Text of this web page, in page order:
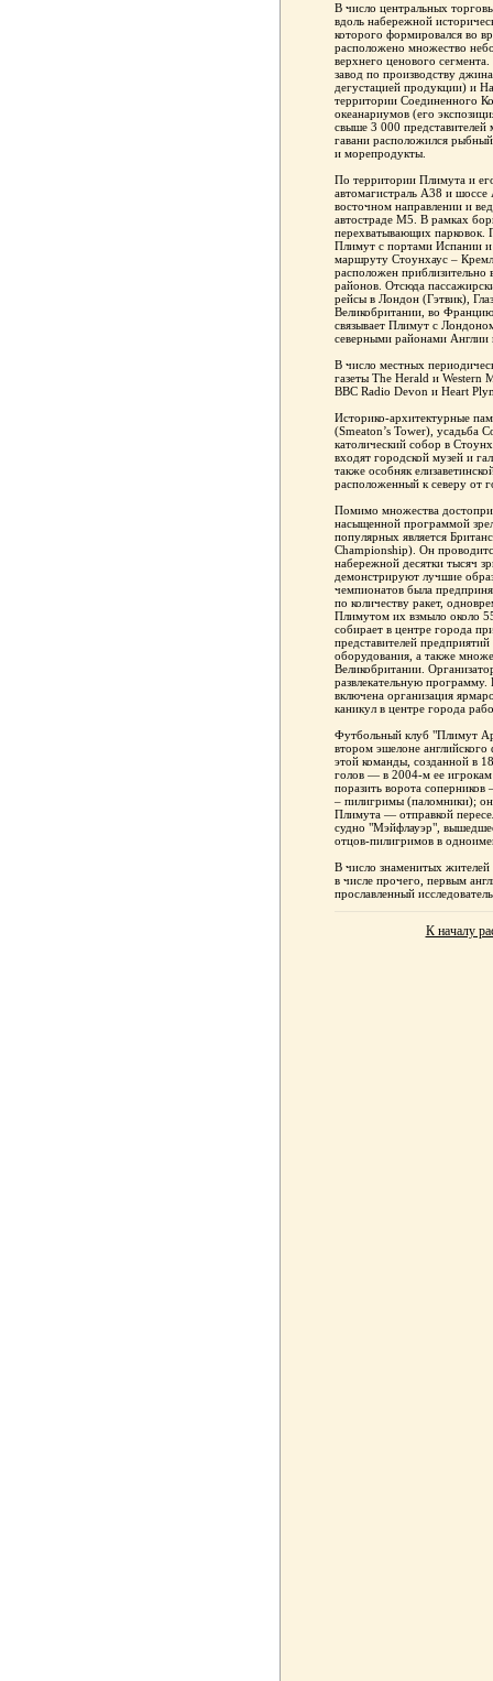
В число центральных
вдоль набережной
которого формировался во
расположено множество
верхнего ценового
завод по производству
дегустацией продукции) и
территории Соединенного
океанариумов (его
свыше 3 000
гавани расположился
и морепродукты.
По территории Плимута и
автомагистраль А38 и
восточном направлении и
автостраде М5. В рамках
перехватывающих
Плимут с портами Испании
маршруту Стоунхаус –
расположен приблизительно
районов. Отсюда
рейсы в Лондон (Гэтвик),
Великобритании, во
связывает Плимут с
северными районами
В число местных
газеты The Herald и
BBC Radio Devon и Heart
Историко-архитектурные
(Smeaton’s Tower), усадьба
католический собор в
входят городской музей и
также особняк
расположенный к северу от
Помимо множества
насыщенной программой
популярных является
Championship). Он
набережной десятки тысяч
демонстрируют лучшие
чемпионатов была
по количеству ракет,
Плимутом их взмыло около
собирает в центре города
представителей
оборудования, а также
Великобритании.
развлекательную
включена организация
каникул в центре города
Футбольный клуб "Плимут
втором эшелоне
этой команды, созданной в
голов — в 2004-м ее игрокам
поразить ворота
– пилигримы (паломники);
Плимута — отправкой
судно "Мэйфлауэр",
отцов-пилигримов в
В число знаменитых
в числе прочего, первым
прославленный
К началу